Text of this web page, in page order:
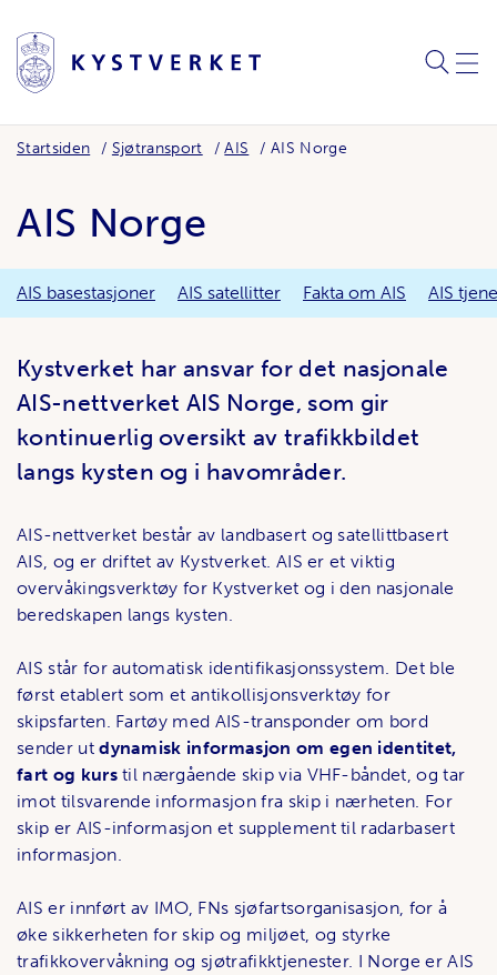
SØK
Startsiden Sjøtransport AIS AIS Norge
AIS Norge
AIS basestasjoner AIS satellitter Fakta om AIS AIS
Kystverket har ansvar for det nasjonale
AIS-nettverket AIS Norge, som gir
kontinuerlig oversikt av trafikkbildet
langs kysten og i havområder.
AIS-nettverket består av landbasert og satellittbasert
AIS, og er driftet av Kystverket. AIS er et viktig
overvåkingsverktøy for Kystverket og i den nasjonale
beredskapen langs kysten.
AIS står for automatisk identifikasjonssystem. Det ble
først etablert som et antikollisjonsverktøy for
skipsfarten. Fartøy med AIS-transponder om bord
sender utdynamisk informasjon om egen identitet,
fart og kurstil nærgående skip via VHF-båndet, og tar
imot tilsvarende informasjon fra skip i nærheten. For
skip er AIS-informasjon et supplement til radarbasert
informasjon.
AIS er innført av IMO, FNs sjøfartsorganisasjon, for å
øke sikkerheten for skip og miljøet, og styrke
trafikkovervåkning og sjøtrafikktjenester. I Norge er AIS